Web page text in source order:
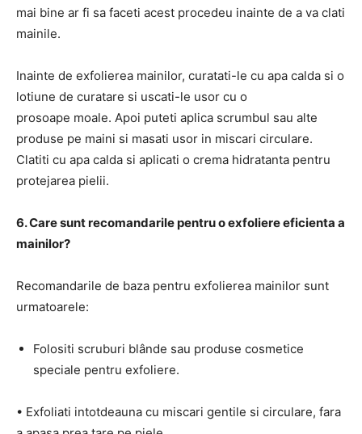
mai bine ar fi sa faceti acest procedeu inainte de a va clati
mainile.
Inainte de exfolierea mainilor, curatati-le cu apa calda si o
lotiune de curatare si uscati-le usor cu o
prosoape moale. Apoi puteti aplica scrumbul sau alte
produse pe maini si masati usor in miscari circulare.
Clatiti cu apa calda si aplicati o crema hidratanta pentru
protejarea pielii.
6. Care sunt recomandarile pentru o exfoliere eficienta a
mainilor?
Recomandarile de baza pentru exfolierea mainilor sunt
urmatoarele:
Folositi scruburi blânde sau produse cosmetice
speciale pentru exfoliere.
• Exfoliati intotdeauna cu miscari gentile si circulare, fara